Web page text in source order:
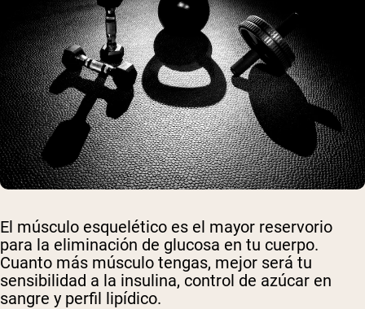
El músculo esquelético es el mayor reservorio
para la eliminación de glucosa en tu cuerpo.
Cuanto más músculo tengas, mejor será tu
sensibilidad a la insulina, control de azúcar en
sangre y perfil lipídico.